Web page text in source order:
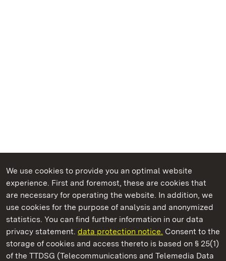
We use cookies to provide you an optimal website
experience. First and foremost, these are cookies that
are necessary for operating the website. In addition, we
use cookies for the purpose of analysis and anonymized
statistics. You can find further information in our data
privacy statement. data protection notice. Consent to the
storage of cookies and access thereto is based on § 25(1)
of the TTDSG (Telecommunications and Telemedia Data
State Palaces and Gardens of Baden-Wuerttemberg